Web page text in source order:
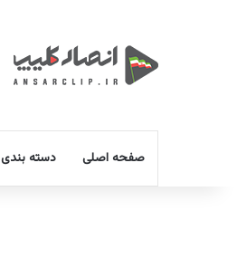
صفحه اصلی دسته بندی